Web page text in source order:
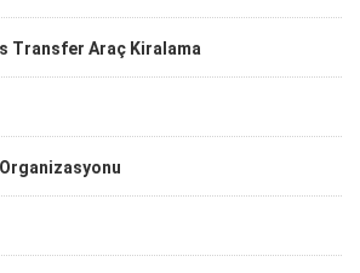
Transfer Araç Kiralama